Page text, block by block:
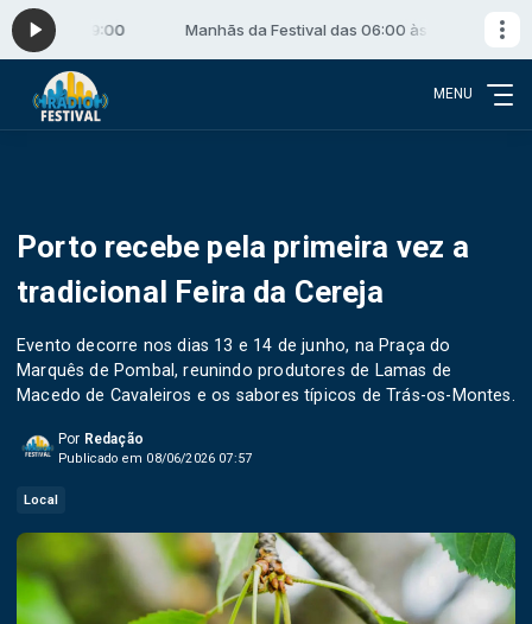
às 09:00 Manhãs da Festival das 06:00 às 09:00
MENU
Porto recebe pela primeira vez a
tradicional Feira da Cereja
Evento decorre nos dias 13 e 14 de junho, na Praça do
Marquês de Pombal, reunindo produtores de Lamas de
Macedo de Cavaleiros e os sabores típicos de Trás-os-Montes.
Por Redação
Publicado em 08/06/2026 07:57
Local